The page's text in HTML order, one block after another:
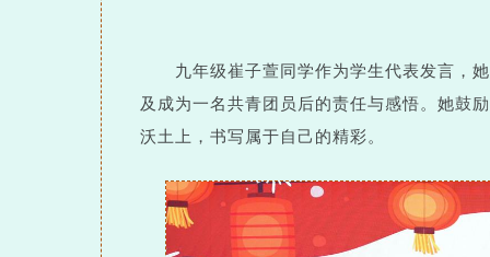
九年级崔子萱同学作为学生代表发言，
及成为一名共青团员后的责任与感悟。她鼓
沃土上，书写属于自己的精彩。